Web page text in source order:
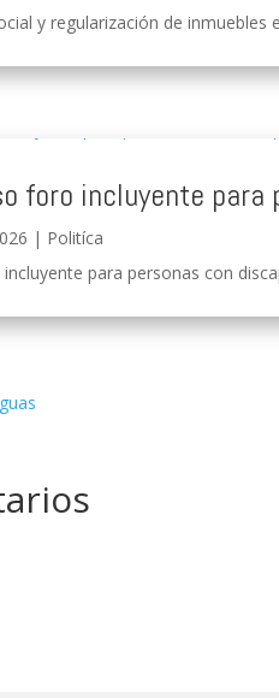
y regularización de
foro incluyente
| Politíca
para personas con